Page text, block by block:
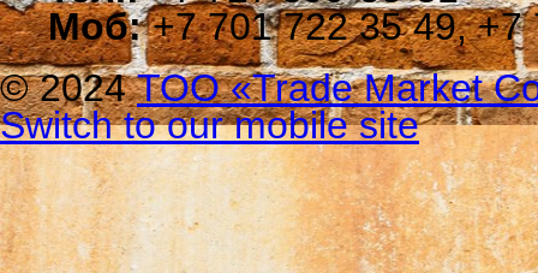
Моб:+7 701 722 35 49, +7
© 2024ТОО «Trade Мarket
Switch to our mobile site